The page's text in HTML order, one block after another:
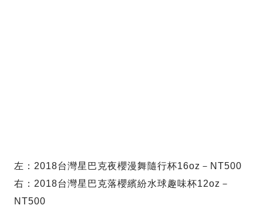
左：2018台灣星巴克夜櫻漫舞隨行杯16oz－NT500
右：2018台灣星巴克落櫻繽紛水球趣味杯12oz－
NT500